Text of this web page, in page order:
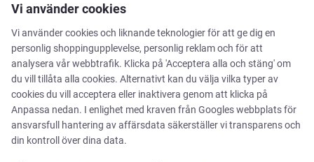
Kundcase
Våra produkter
Tjänster
Vi använder cookies
Vi använder cookies och liknande teknologier för att ge dig en
personlig shoppingupplevelse, personlig reklam och för att
analysera vår webbtrafik. Klicka på 'Acceptera alla och stäng' om
du vill tillåta alla cookies. Alternativt kan du välja vilka typer av
cookies du vill acceptera eller inaktivera genom att klicka på
Anpassa nedan. I enlighet med kraven från Googles webbplats för
ansvarsfull hantering av affärsdata säkerställer vi transparens och
din kontroll över dina data.